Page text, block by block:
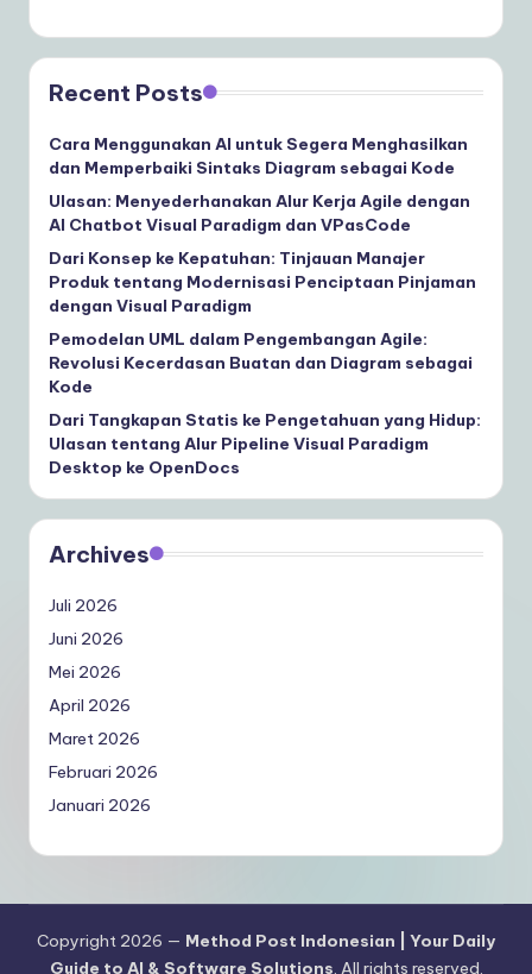
Recent Posts
Cara Menggunakan AI untuk Segera Menghasilkan
dan Memperbaiki Sintaks Diagram sebagai Kode
Ulasan: Menyederhanakan Alur Kerja Agile dengan
AI Chatbot Visual Paradigm dan VPasCode
Dari Konsep ke Kepatuhan: Tinjauan Manajer
Produk tentang Modernisasi Penciptaan Pinjaman
dengan Visual Paradigm
Pemodelan UML dalam Pengembangan Agile:
Revolusi Kecerdasan Buatan dan Diagram sebagai
Kode
Dari Tangkapan Statis ke Pengetahuan yang Hidup:
Ulasan tentang Alur Pipeline Visual Paradigm
Desktop ke OpenDocs
Archives
Juli 2026
Juni 2026
Mei 2026
April 2026
Maret 2026
Februari 2026
Januari 2026
Copyright 2026 — Method Post Indonesian | Your Daily
Guide to AI & Software Solutions. All rights reserved.